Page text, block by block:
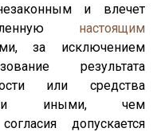
и влечет
настоящим
за исключением
результата
или средства
иными, чем
допускается